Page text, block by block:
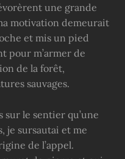
une grande
motivation demeurait
et mis un pied
pour m’armer de
de la forêt,
sauvages.
sur le sentier qu’une
je sursautai et me
de l’appel.